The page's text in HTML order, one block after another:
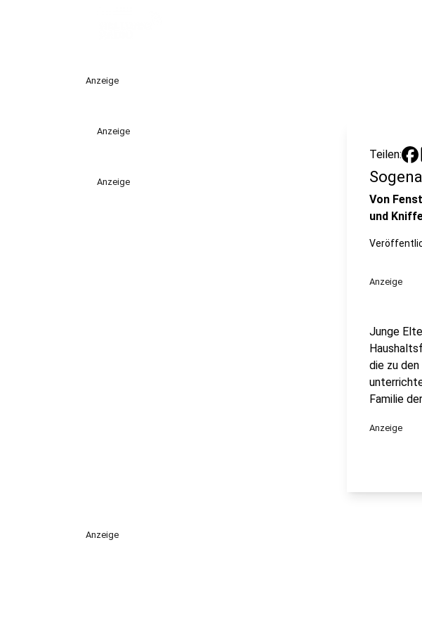
Anzeige
Anzeige
Anzeige
Teilen:
Von
und
Anzeige
Junge
die zu
Familie
Anzeige
Anzeige